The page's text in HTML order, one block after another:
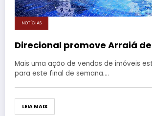
NOTÍCIAS
Direcional promove Arraiá
Mais uma ação de vendas de imóveis
para este final de semana.…
LEIA MAIS